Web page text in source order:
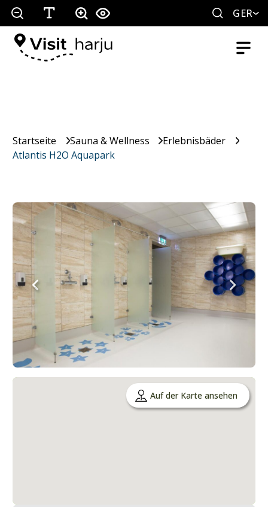
GER
Startseite Sauna & Wellness
Erlebnisbäder
Atlantis H2O Aquapark
Auf der Karte ansehen